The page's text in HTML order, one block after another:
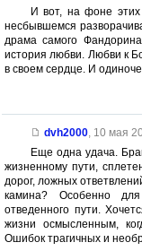
И вот, на фоне
несбывшемся
драма самого
история любви. Любви к
в своем сердце. И
dvh2000, 10 мая
Еще одна удача.
жизненному пути,
дорог, ложных
камина? Особенно
отведенного пути.
жизни осмысленным,
Ошибок трагичных и